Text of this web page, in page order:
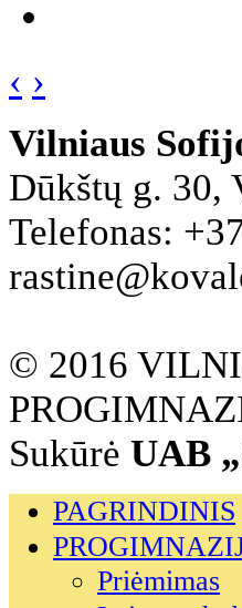
‹ ›
Vilniaus
Dūkštų g. 30,
Telefonas:
© 2016
Sukūrė UAB
PAGRINDINIS
Priėmimas